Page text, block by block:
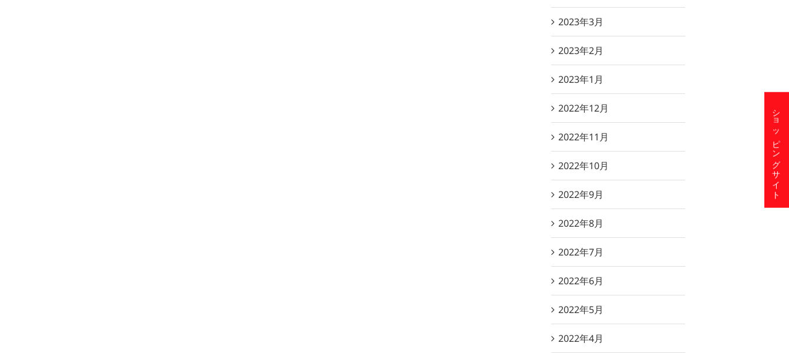
2023年3月
2023年2月
2023年1月
2022年12月
2022年11月
2022年10月
2022年9月
2022年8月
2022年7月
2022年6月
2022年5月
2022年4月
ショッピングサイト